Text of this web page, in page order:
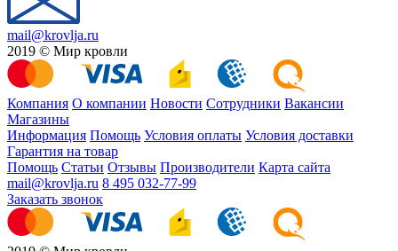
mail@krovlja.ru
2019 © Мир кровли
Компания О компании Новости Сотрудники Вакансии
Магазины
Информация Помощь Условия оплаты Условия доставки
Гарантия на товар
Помощь Статьи Отзывы Производители Карта сайта
mail@krovlja.ru 8 495 032-77-99
Заказать звонок